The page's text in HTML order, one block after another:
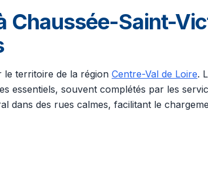
Chaussée-Saint-
le territoire de la région Centre-Val de Loire.
essentiels, souvent complétés par les
dans des rues calmes, facilitant le